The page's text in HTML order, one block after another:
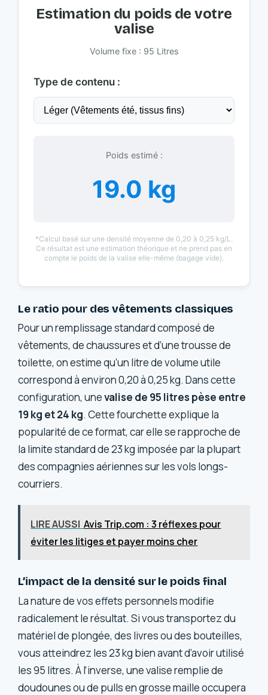
Estimation du poids de votre
valise
Volume fixe : 95 Litres
Type de contenu :
Poids estimé :
19.0 kg
*Calcul basé sur une densité moyenne de 0,20 à 0,25 kg/L.
Ce résultat est une estimation théorique et ne prend pas en
compte le poids de la valise elle-même (bagage vide).
Le ratio pour des vêtements classiques
Pour un remplissage standard composé de
vêtements, de chaussures et d’une trousse de
toilette, on estime qu’un litre de volume utile
correspond à environ 0,20 à 0,25 kg. Dans cette
configuration, unevalise de 95 litres pèse entre
19 kg et 24 kg. Cette fourchette explique la
popularité de ce format, car elle se rapproche de
la limite standard de 23 kg imposée par la plupart
des compagnies aériennes sur les vols longs-
courriers.
LIRE AUSSI Avis Trip.com : 3 réflexes pour
éviter les litiges et payer moins cher
L’impact de la densité sur le poids final
La nature de vos effets personnels modifie
radicalement le résultat. Si vous transportez du
matériel de plongée, des livres ou des bouteilles,
vous atteindrez les 23 kg bien avant d’avoir utilisé
les 95 litres. À l’inverse, une valise remplie de
doudounes ou de pulls en grosse maille occupera